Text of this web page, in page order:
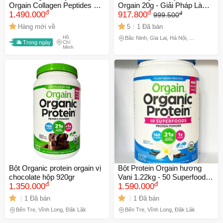
Orgain Collagen Peptides +
Probiotics Unflavored 726g -
Giúp Làm Đẹp Da và Tăng
Cường Sức Khỏe Tiêu Hóa
1.490.000đ
Hàng mới về
Trong ngày
Hồ
Chí
Minh
Orgain 20g - Giải Pháp Làm
Đẹp Da, Tóc, Móng Tự
Nhiên, Dinh Dưỡng Cao Cấp,
Không Chứa Gluten
917.800đ 999.500đ
5 1 Đã bán
Bắc Ninh, Gia Lai, Hà Nội, Hồ
Bột Organic protein orgain vị
chocolate hộp 920gr
1.350.000đ
1 Đã bán
Bến Tre, Vĩnh Long, Đắk Lắk
Bột Protein Orgain hương
Vani 1.22kg - 50 Superfoods -
160 Calories - 21g Protein -
2g Đường - Không Gluten -
Không GMO - USDA
Organic
1.590.000đ
1 Đã bán
Bến Tre, Vĩnh Long, Đắk Lắk